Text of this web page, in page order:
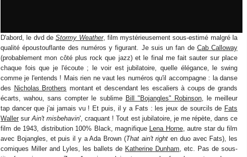
D'abord, le dvd deStormy Weather, film mystérieusement sous-estimé malgré la
qualité époustouflante des numéros y figurant. Je suis un fan de Cab Calloway
(probablement mon côté plus rock que jazz) et le final me fait sauter sur place
chaque fois que je l'écoute ; le voir est jubilatoire, quelle élégance, le swing
comme je l'entends ! Mais rien ne vaut les numéros qu'il accompagne : la danse
des Nicholas Brothers montant et descendant les escaliers à coups de grands
écarts, wahou, sans compter le sublime Bill "Bojangles" Robinson, le meilleur
tap dancer que j'ai jamais vu ! Et puis, il y a Fats : les jeux de sourcils de Fats
Waller surAin't misbehavin', craquant ! Tout est jubilatoire, je me répète, dans ce
film de 1943, distribution 100% Black, magnifique
Lena Horne, autre star du film
avec Bojangles, et puis il y a Ada Brown (That ain't right en duo avec Fats), les
comiques Miller and Lyles, les ballets de Katherine Dunham , etc. Pas de sous-